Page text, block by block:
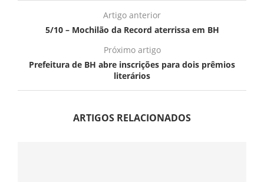
Artigo anterior
5/10 – Mochilão da Record aterrissa em BH
Próximo artigo
Prefeitura de BH abre inscrições para dois prêmios
literários
ARTIGOS RELACIONADOS